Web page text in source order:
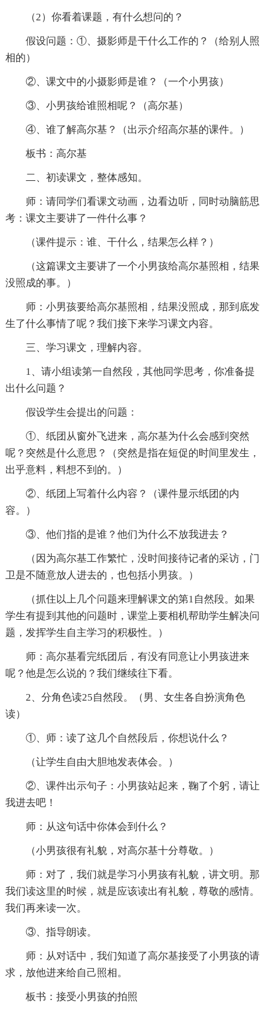
（2）你看着课题，有什么想问的？
假设问题：①、摄影师是干什么工作的？（给别人照
相的）
②、课文中的小摄影师是谁？（一个小男孩）
③、小男孩给谁照相呢？（高尔基）
④、谁了解高尔基？（出示介绍高尔基的课件。）
板书：高尔基
二、初读课文，整体感知。
师：请同学们看课文动画，边看边听，同时动脑筋思
考：课文主要讲了一件什么事？
（课件提示：谁、干什么，结果怎么样？）
（这篇课文主要讲了一个小男孩给高尔基照相，结果
没照成的事。）
师：小男孩要给高尔基照相，结果没照成，那到底发
生了什么事情了呢？我们接下来学习课文内容。
三、学习课文，理解内容。
1、请小组读第一自然段，其他同学思考，你准备提
出什么问题？
假设学生会提出的问题：
①、纸团从窗外飞进来，高尔基为什么会感到突然
呢？突然是什么意思？（突然是指在短促的时间里发生，
出乎意料，料想不到的。）
②、纸团上写着什么内容？（课件显示纸团的内
容。）
③、他们指的是谁？他们为什么不放我进去？
（因为高尔基工作繁忙，没时间接待记者的采访，门
卫是不随意放人进去的，也包括小男孩。）
（抓住以上几个问题来理解课文的第1自然段。如果
学生有提到其他的问题时，课堂上要相机帮助学生解决问
题，发挥学生自主学习的积极性。）
师：高尔基看完纸团后，有没有同意让小男孩进来
呢？他是怎么说的？我们继续往下看。
2、分角色读25自然段。（男、女生各自扮演角色
读）
①、师：读了这几个自然段后，你想说什么？
（让学生自由大胆地发表体会。）
②、课件出示句子：小男孩站起来，鞠了个躬，请让
我进去吧！
师：从这句话中你体会到什么？
（小男孩很有礼貌，对高尔基十分尊敬。）
师：对了，我们就是学习小男孩有礼貌，讲文明。那
我们读这里的时候，就是应该读出有礼貌，尊敬的感情。
我们再来读一次。
③、指导朗读。
师：从对话中，我们知道了高尔基接受了小男孩的请
求，放他进来给自己照相。
板书：接受小男孩的拍照